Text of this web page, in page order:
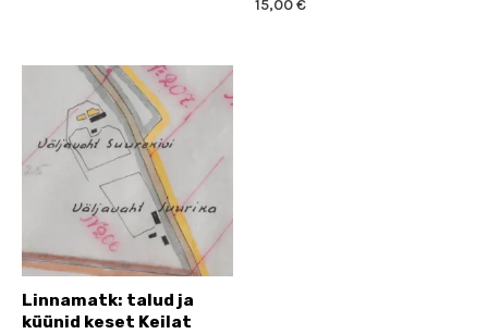
15,00€
Linnamatk: talud ja
küünid keset Keilat